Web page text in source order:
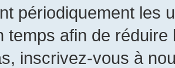
périodiquement les
temps afin de
inscrivez-vous à